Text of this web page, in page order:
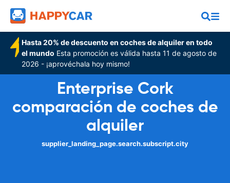
Hasta 20% de descuento en coches de alquiler en todo
el mundo Esta promoción es válida hasta 11 de agosto de
2026 - ¡aprovéchala hoy mismo!
Enterprise Cork
comparación de coches de
alquiler
supplier_landing_page.search.subscript.city